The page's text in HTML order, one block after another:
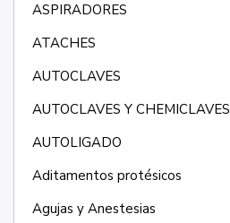
ASPIRADORES
ATACHES
AUTOCLAVES
AUTOCLAVES Y CHEMICLAVES
AUTOLIGADO
Aditamentos protésicos
Agujas y Anestesias